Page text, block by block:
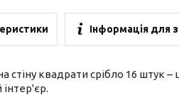
Інформація для
стіну квадрати срібло 16